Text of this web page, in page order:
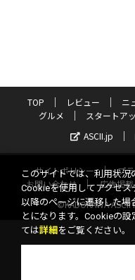
TOP レビュー ニ
グルメ
スタートア
ASCII.jp
サイトポリシー プ
お問い合わせ
広告掲載
©KADOKAWA
このサイトでは、利用状況
Cookieを使用してアクセ
以降のページに遷移した場
とになります。Cookieの
ては詳細 をご覧ください。